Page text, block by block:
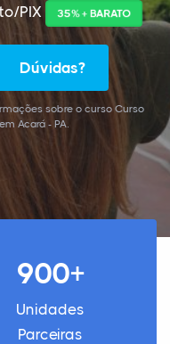
PIX
35% + BARATO
Dúvidas?
sobre o curso Curso
Acará - PA.
900+
Unidades
Parceiras